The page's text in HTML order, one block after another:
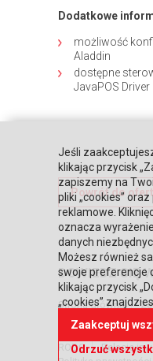
Dodatkowe
możliwość
Aladdin
dostępne
JavaPOS Driver
Powrót do
DOWIEDZ SIĘ
Strona główna
Warunki współpracy
BLIKIEM na kasach
RODO
Relacje
Jeśli
klikając przycisk
zapiszemy na
pliki „cookies”
reklamowe.
oznacza
danych
Możesz również
swoje preferencje
klikając przycisk
„cookies”
Zaakceptuj
Odrzuć